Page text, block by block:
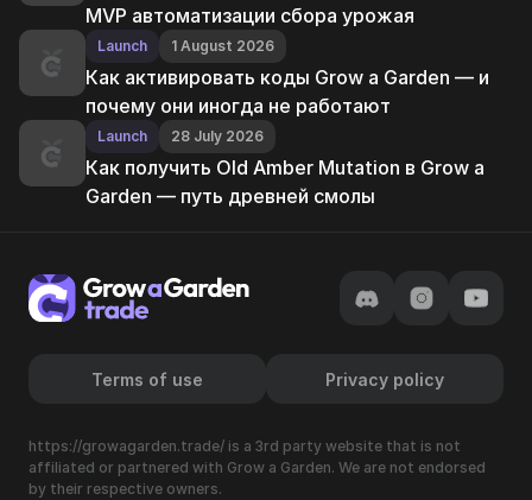
MVP автоматизации сбора урожая
Launch 1 August 2026
Как активировать коды Grow a Garden — и
почему они иногда не работают
Launch 28 July 2026
Как получить Old Amber Mutation в Grow a
Garden — путь древней смолы
Terms of use Privacy policy
https://growagarden.trade/ is a 3rd party website that is not
affiliated or partnered with Grow a Garden. We are not endorsed
by their respective owners.